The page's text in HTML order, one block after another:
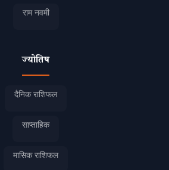
राम नवमी
ज्योतिष
दैनिक राशिफल
साप्ताहिक
मासिक राशिफल